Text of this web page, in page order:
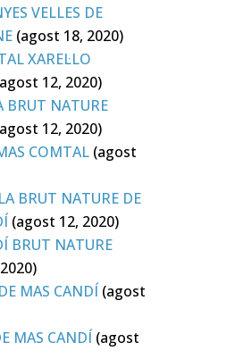
VELLES DE
(agost 18, 2020)
XAREL·LO
12, 2020)
BRUT NATURE
12, 2020)
COMTAL (agost
BRUT NATURE DE
(agost 12, 2020)
BRUT NATURE
MAS CANDÍ (agost
MAS CANDÍ (agost